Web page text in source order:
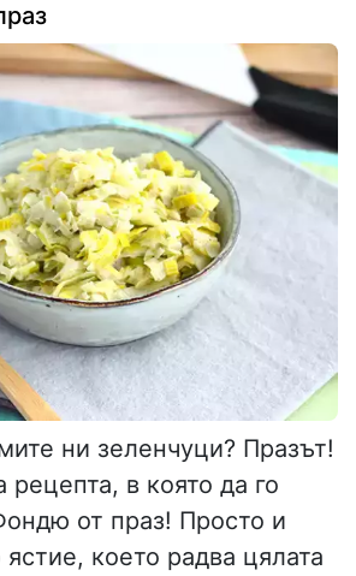
ни зеленчуци? Празът!
рецепта, в която да го
от праз! Просто и
което радва цялата